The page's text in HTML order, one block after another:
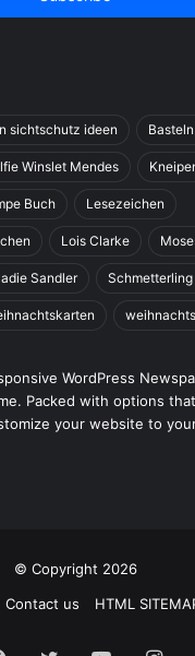
sichtschutz ideen
Winslet Mendes
Buch Lesezeichen
Lois Clarke
Sandler Schmetterling
WordPress
Packed with options
your website to
© Copyright 2026
Contact us HTML